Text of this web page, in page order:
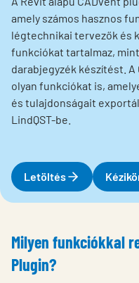
amely számos hasznos
légtechnikai tervezők és
funkciókat tartalmaz,
darabjegyzék készítést.
olyan funkciókat is,
és tulajdonságait
LindQST-be.
Letöltés
Milyen funkciókkal
Plugin?